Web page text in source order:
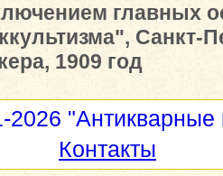
главных
Санкт-
1909 год
2026 "Антикварные
Контакты